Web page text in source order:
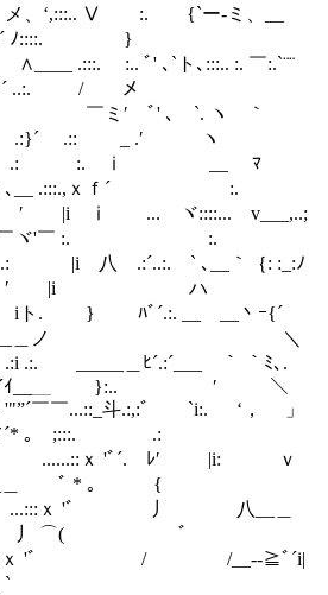
Ⅴ :. {`ー‐ミ、__
ﾉ::::. }
:.. ﾞ' ､`ト､:::.. :. ￣:.`¨¨
..:. / メ
ﾞ' ､ `. ヽ ｀
.:: _ .′ ヽ
:. ⅰ __ ﾏ
.:::.,ｘｆ´ :.
ヾ::::... v___,..;
彡'`￣ヾ'￣ :. :.
` ､__｀｛: :_:ﾉ
: : / ′ |i ハ
´.:. __ __丶ｰ{´
:ｒ‐‐____＿ノ ＼
＿ﾋ´.:´___￣｀ ｀ﾐ､.
}¨ﾗ´ｲ__＿ }:.. ′ ＼
...::_斗.:,:ﾞ￣ `i:. ‘， 」
､:て´* ｡ ;:::. .:
ｘ 'ﾞ´. ﾚ′ |i: ｖ
`_＿ ﾞ * ｡ {
ｘ 'ﾞ 丿 八__＿
イ__ 丿 ⌒( ﾞ
'ﾞ / /__-‐≧ﾞ´i|
`